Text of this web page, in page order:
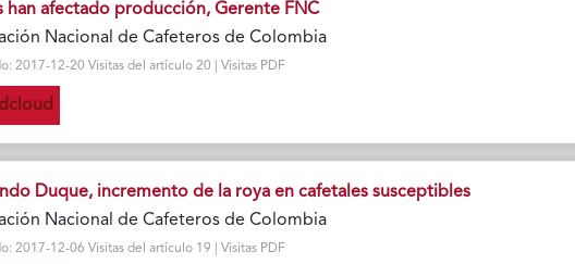
han afectado producción, Gerente FNC
Nacional de Cafeteros de Colombia
2017-12-20 Visitas del artículo 20 | Visitas PDF
Duque, incremento de la roya en cafetales susceptibles
Nacional de Cafeteros de Colombia
2017-12-06 Visitas del artículo 19 | Visitas PDF